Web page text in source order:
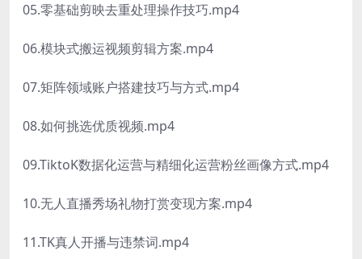
05.零基础剪映去重处理操作技巧.mp4
06.模块式搬运视频剪辑方案.mp4
07.矩阵领域账户搭建技巧与方式.mp4
08.如何挑选优质视频.mp4
09.TiktoK数据化运营与精细化运营粉丝画像方式.mp4
10.无人直播秀场礼物打赏变现方案.mp4
11.TK真人开播与违禁词.mp4